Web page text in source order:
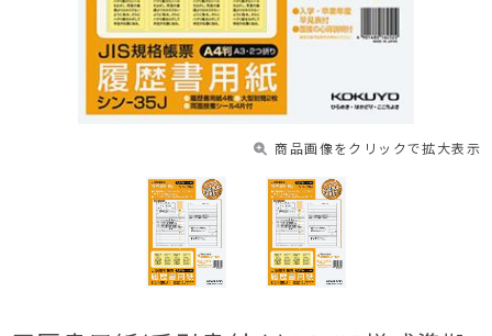
商品画像をクリックで拡大表示